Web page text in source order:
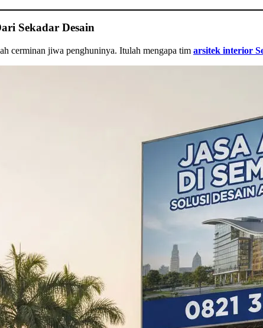
Sekadar Desain
cerminan jiwa penghuninya. Itulah mengapa tim arsitek interior